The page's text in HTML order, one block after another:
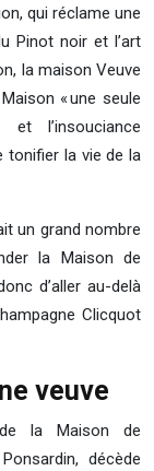
qui réclame une
Pinot noir et l’art
la maison Veuve
« une seule
l’insouciance
tonifier la vie de la
un grand nombre
la Maison de
d’aller au-delà
Clicquot
veuve
la Maison de
décède